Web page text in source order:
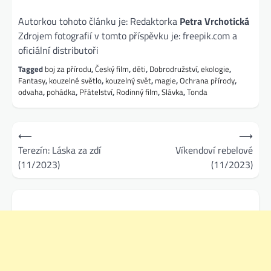
Autorkou tohoto článku je: Redaktorka Petra Vrchotická
Zdrojem fotografií v tomto příspěvku je: freepik.com a
oficiální distributoři
Tagged boj za přírodu,Český film,děti, Dobrodružství,ekologie,
Fantasy, kouzelné světlo, kouzelný svět, magie,Ochrana přírody,
odvaha, pohádka, Přátelství, Rodinný film,Slávka,Tonda
Navigace
pro
příspěvek
⟵
Terezín: Láska za zdí
(11/2023)
Víkendoví rebelové
(11/2023)
⟶